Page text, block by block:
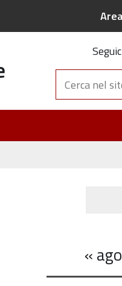
«